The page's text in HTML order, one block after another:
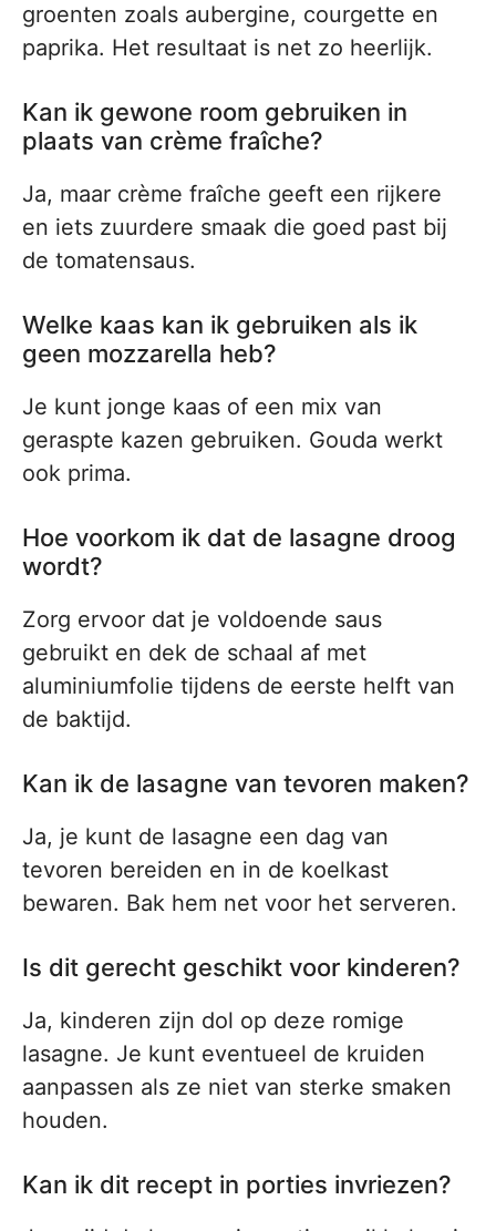
groenten zoals aubergine, courgette en
paprika. Het resultaat is net zo heerlijk.
Kan ik gewone room gebruiken in
plaats van crème fraîche?
Ja, maar crème fraîche geeft een rijkere
en iets zuurdere smaak die goed past bij
de tomatensaus.
Welke kaas kan ik gebruiken als ik
geen mozzarella heb?
Je kunt jonge kaas of een mix van
geraspte kazen gebruiken. Gouda werkt
ook prima.
Hoe voorkom ik dat de lasagne droog
wordt?
Zorg ervoor dat je voldoende saus
gebruikt en dek de schaal af met
aluminiumfolie tijdens de eerste helft van
de baktijd.
Kan ik de lasagne van tevoren maken?
Ja, je kunt de lasagne een dag van
tevoren bereiden en in de koelkast
bewaren. Bak hem net voor het serveren.
Is dit gerecht geschikt voor kinderen?
Ja, kinderen zijn dol op deze romige
lasagne. Je kunt eventueel de kruiden
aanpassen als ze niet van sterke smaken
houden.
Kan ik dit recept in porties invriezen?